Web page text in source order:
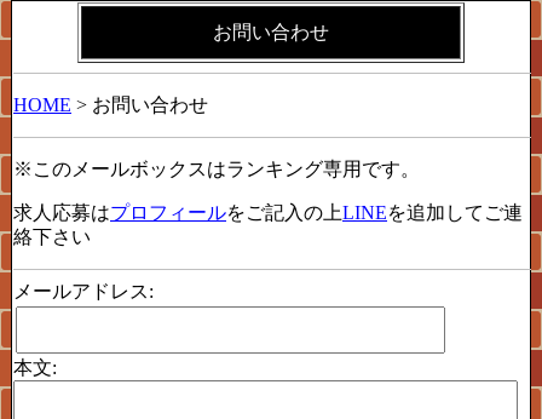
お問い合わせ
HOME > お問い合わせ
※このメールボックスはランキング専用です。
求人応募はプロフィールをご記入の上LINEを追加してご連
絡下さい
メールアドレス:
本文: